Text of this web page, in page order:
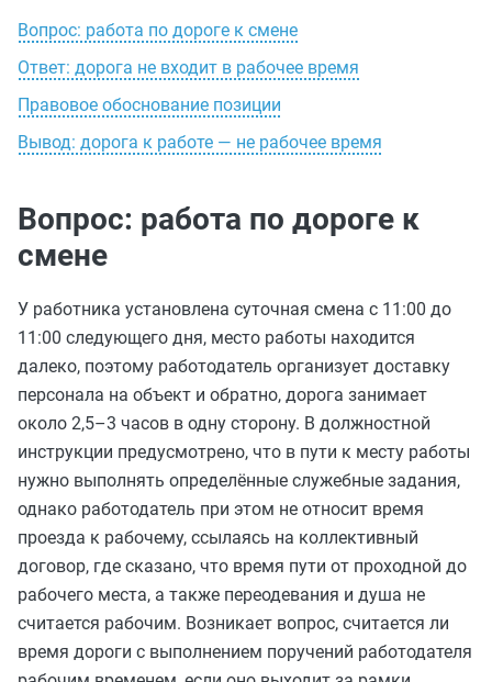
Вопрос: работа по дороге к смене
Ответ: дорога не входит в рабочее время
Правовое обоснование позиции
Вывод: дорога к работе — не рабочее время
Вопрос: работа по дороге к
смене
У работника установлена суточная смена с 11:00 до
11:00 следующего дня, место работы находится
далеко, поэтому работодатель организует доставку
персонала на объект и обратно, дорога занимает
около 2,5–3 часов в одну сторону. В должностной
инструкции предусмотрено, что в пути к месту работы
нужно выполнять определённые служебные задания,
однако работодатель при этом не относит время
проезда к рабочему, ссылаясь на коллективный
договор, где сказано, что время пути от проходной до
рабочего места, а также переодевания и душа не
считается рабочим. Возникает вопрос, считается ли
время дороги с выполнением поручений работодателя